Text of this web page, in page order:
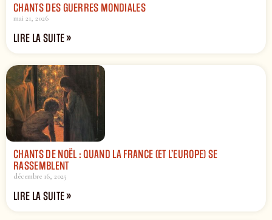
CHANTS DES GUERRES MONDIALES
mai 21, 2026
LIRE LA SUITE »
CHANTS DE NOËL : QUAND LA FRANCE (ET L’EUROPE) SE
RASSEMBLENT
décembre 16, 2025
LIRE LA SUITE »